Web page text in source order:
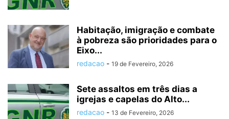
Habitação, imigração e combate
à pobreza são prioridades para o
Eixo...
redacao - 19 de Fevereiro, 2026
Sete assaltos em três dias a
igrejas e capelas do Alto...
redacao - 13 de Fevereiro, 2026